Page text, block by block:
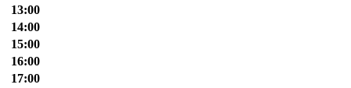
13:00
14:00
15:00
16:00
17:00